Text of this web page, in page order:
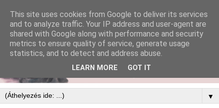
▼
This site uses cookies from Google to deliver its services
and to analyze traffic. Your IP address and user-agent are
shared with Google along with performance and security
metrics to ensure quality of service, generate usage
statistics, and to detect and address abuse.
LEARN MORE GOT IT